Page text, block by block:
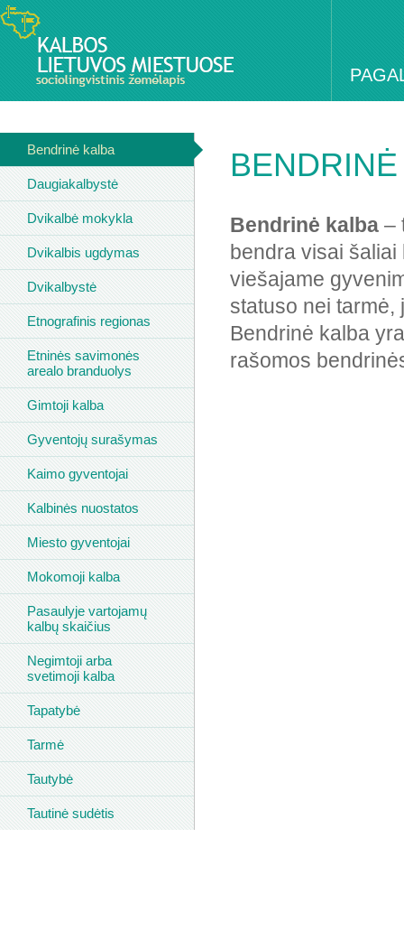
Bendrinė kalba
Daugiakalbystė
Dvikalbė mokykla
Dvikalbis ugdymas
Dvikalbystė
Etnografinis regionas
Etninės savimonės
arealo branduolys
Gimtoji kalba
Gyventojų surašymas
Kaimo gyventojai
Kalbinės nuostatos
Miesto gyventojai
Mokomoji kalba
Pasaulyje vartojamų
kalbų skaičius
Negimtoji arba
svetimoji kalba
Tapatybė
Tarmė
Tautybė
Tautinė sudėtis
Bendrinė kalba –
bendra visai
viešajame
statuso nei
Bendrinė kalba
rašomos